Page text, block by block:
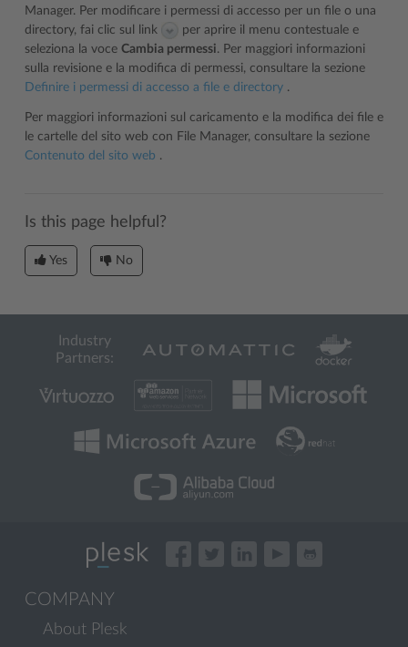
Manager. Per modificare i permessi di accesso per un file o una
directory, fai clic sul link
per aprire il menu contestuale e
seleziona la voce Cambia permessi. Per maggiori informazioni
sulla revisione e la modifica di permessi, consultare la sezione
Definire i permessi di accesso a file e directory .
Per maggiori informazioni sul caricamento e la modifica dei file e
le cartelle del sito web con File Manager, consultare la sezione
Contenuto del sito web .
Is this page helpful?
Yes No
Industry
Partners:
COMPANY
About Plesk